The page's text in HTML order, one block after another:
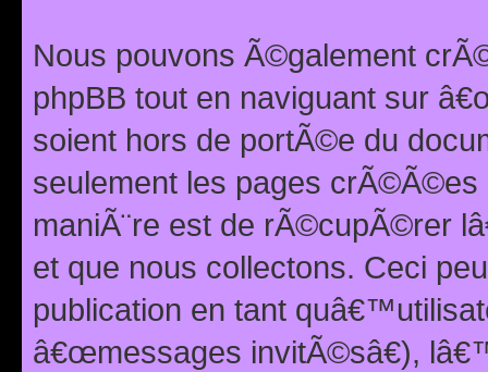
Nous pouvons Ã©galement
phpBB tout en naviguant sur
soient hors de portÃ©e du
seulement les pages
maniÃ¨re est de rÃ©cupÃ©rer
et que nous collectons. Ceci
publication en tant
â€œmessages invitÃ©sâ€),